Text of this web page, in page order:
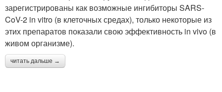
зарегистрированы как возможные ингибиторы SARS-
CoV-2 in vitro (в клеточных средах), только некоторые из
этих препаратов показали свою эффективность in vivo (в
живом организме).
читать дальше →